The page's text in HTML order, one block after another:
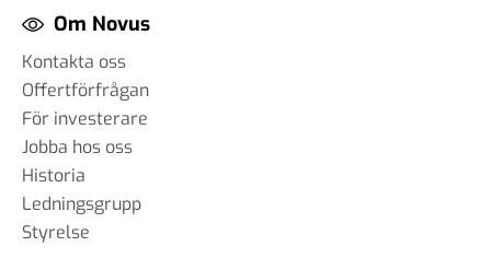
Om Novus
Kontakta oss
Offertförfrågan
För investerare
Jobba hos oss
Historia
Ledningsgrupp
Styrelse